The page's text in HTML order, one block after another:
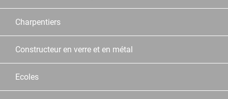
Charpentiers
Constructeur en verre et en métal
Ecoles